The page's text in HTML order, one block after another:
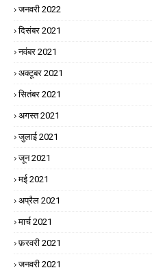
जनवरी 2022
दिसंबर 2021
नवंबर 2021
अक्टूबर 2021
सितंबर 2021
अगस्त 2021
जुलाई 2021
जून 2021
मई 2021
अप्रैल 2021
मार्च 2021
फ़रवरी 2021
जनवरी 2021